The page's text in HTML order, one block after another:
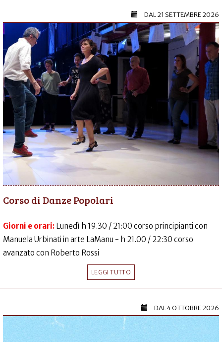
DAL21 SETTEMBRE 2026
Corso di Danze Popolari
Giorni e orari: Lunedì h 19.30 / 21:00 corso principianti con
Manuela Urbinati in arte LaManu - h 21.00 / 22:30 corso
avanzato con Roberto Rossi
LEGGI TUTTO
DAL4 OTTOBRE 2026